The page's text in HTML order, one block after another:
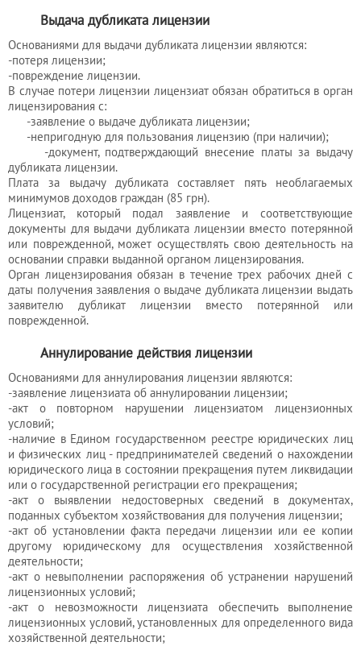
Выдача дубликата лицензии
Основаниями для выдачи дубликата лицензии являются:
-потеря лицензии;
-повреждение лицензии.
В случае потери лицензии лицензиат обязан обратиться в орган
лицензирования с:
-заявление о выдаче дубликата лицензии;
-непригодную для пользования лицензию (при наличии);
-документ, подтверждающий внесение платы за выдачу
дубликата лицензии.
Плата за выдачу дубликата составляет пять необлагаемых
минимумов доходов граждан (85 грн).
Лицензиат, который подал заявление и соответствующие
документы для выдачи дубликата лицензии вместо потерянной
или поврежденной, может осуществлять свою деятельность на
основании справки выданной органом лицензирования.
Орган лицензирования обязан в течение трех рабочих дней с
даты получения заявления о выдаче дубликата лицензии выдать
заявителю дубликат лицензии вместо потерянной или
поврежденной.
Аннулирование действия лицензии
Основаниями для аннулирования лицензии являются:
-заявление лицензиата об аннулировании лицензии;
-акт о повторном нарушении лицензиатом лицензионных
условий;
-наличие в Едином государственном реестре юридических лиц
и физических лиц - предпринимателей сведений о нахождении
юридического лица в состоянии прекращения путем ликвидации
или о государственной регистрации его прекращения;
-акт о выявлении недостоверных сведений в документах,
поданных субъектом хозяйствования для получения лицензии;
-акт об установлении факта передачи лицензии или ее копии
другому юридическому для осуществления хозяйственной
деятельности;
-акт о невыполнении распоряжения об устранении нарушений
лицензионных условий;
-акт о невозможности лицензиата обеспечить выполнение
лицензионных условий, установленных для определенного вида
хозяйственной деятельности;